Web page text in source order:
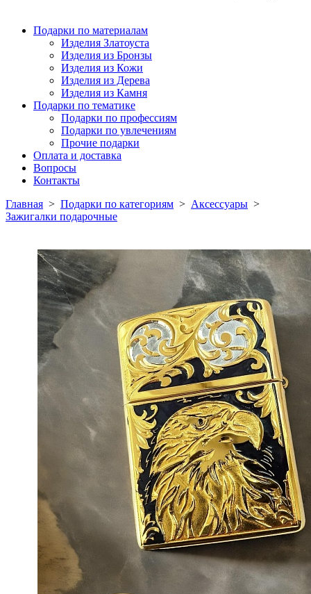
Подарки по материалам
Изделия Златоуста
Изделия из Бронзы
Изделия из Кожи
Изделия из Дерева
Изделия из Камня
Подарки по тематике
Подарки по профессиям
Подарки по увлечениям
Прочие подарки
Оплата и доставка
Вопросы
Контакты
Главная > Подарки по категориям > Аксессуары >
Зажигалки подарочные